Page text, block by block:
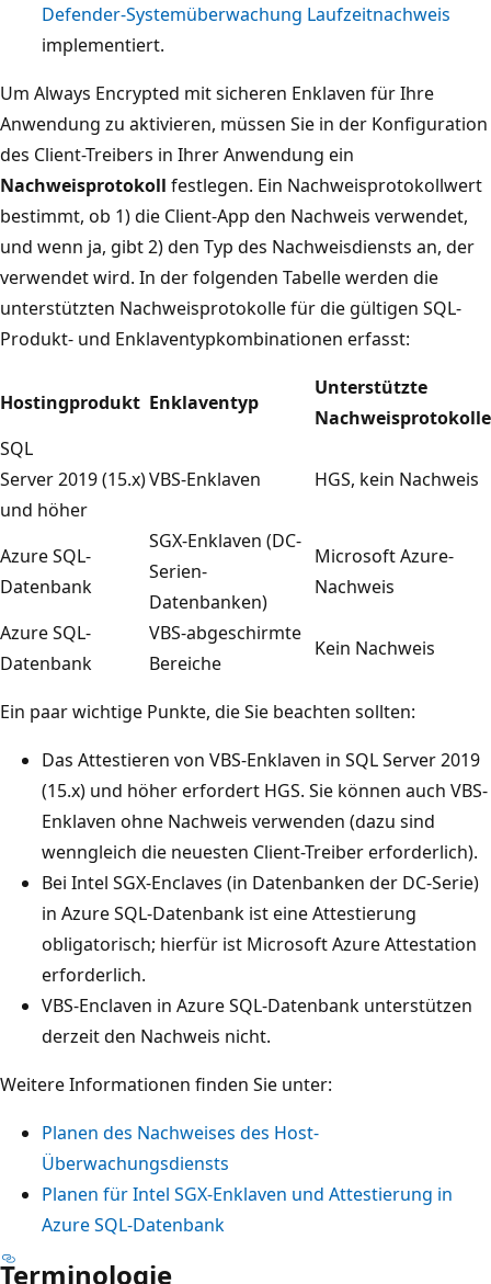
Defender-Systemüberwachung Laufzeitnachweis
implementiert.
Um Always Encrypted mit sicheren Enklaven für Ihre
Anwendung zu aktivieren, müssen Sie in der Konfiguration
des Client-Treibers in Ihrer Anwendung ein
Nachweisprotokoll festlegen. Ein Nachweisprotokollwert
bestimmt, ob 1) die Client-App den Nachweis verwendet,
und wenn ja, gibt 2) den Typ des Nachweisdiensts an, der
verwendet wird. In der folgenden Tabelle werden die
unterstützten Nachweisprotokolle für die gültigen SQL-
Produkt- und Enklaventypkombinationen erfasst:
Hostingprodukt Enklaventyp
Unterstützte
Nachweisprotokolle
SQL
Server 2019 (15.x)
und höher
VBS-Enklaven HGS, kein Nachweis
Azure SQL-
Datenbank
SGX-Enklaven (DC-
Serien-
Datenbanken)
Microsoft Azure-
Nachweis
Azure SQL-
Datenbank
VBS-abgeschirmte
Bereiche
Kein Nachweis
Ein paar wichtige Punkte, die Sie beachten sollten:
Das Attestieren von VBS-Enklaven in SQL Server 2019
(15.x) und höher erfordert HGS. Sie können auch VBS-
Enklaven ohne Nachweis verwenden (dazu sind
wenngleich die neuesten Client-Treiber erforderlich).
Bei Intel SGX-Enclaves (in Datenbanken der DC-Serie)
in Azure SQL-Datenbank ist eine Attestierung
obligatorisch; hierfür ist Microsoft Azure Attestation
erforderlich.
VBS-Enclaven in Azure SQL-Datenbank unterstützen
derzeit den Nachweis nicht.
Weitere Informationen finden Sie unter:
Planen des Nachweises des Host-
Überwachungsdiensts
Planen für Intel SGX-Enklaven und Attestierung in
Azure SQL-Datenbank
Terminologie